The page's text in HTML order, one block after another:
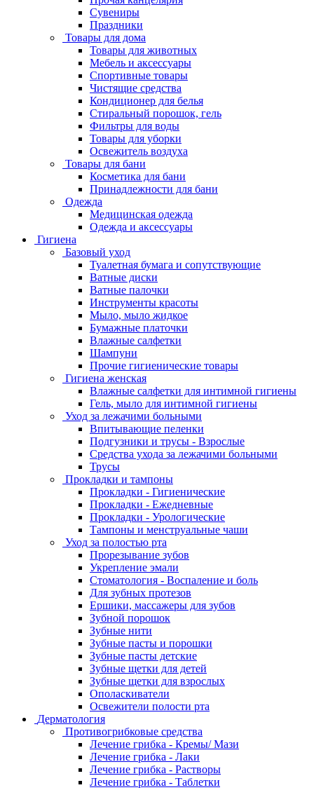
Сувениры
Праздники
Товары для дома
Товары для животных
Мебель и аксессуары
Спортивные товары
Чистящие средства
Кондиционер для белья
Стиральный порошок, гель
Фильтры для воды
Товары для уборки
Освежитель воздуха
Товары для бани
Косметика для бани
Принадлежности для бани
Одежда
Медицинская одежда
Одежда и аксессуары
Гигиена
Базовый уход
Туалетная бумага и сопутствующие
Ватные диски
Ватные палочки
Инструменты красоты
Мыло, мыло жидкое
Бумажные платочки
Влажные салфетки
Шампуни
Прочие гигиенические товары
Гигиена женская
Влажные салфетки для интимной гигиены
Гель, мыло для интимной гигиены
Уход за лежачими больными
Впитывающие пеленки
Подгузники и трусы - Взрослые
Средства ухода за лежачими больными
Трусы
Прокладки и тампоны
Прокладки - Гигиенические
Прокладки - Ежедневные
Прокладки - Урологические
Тампоны и менструальные чаши
Уход за полостью рта
Прорезывание зубов
Укрепление эмали
Стоматология - Воспаление и боль
Для зубных протезов
Ершики, массажеры для зубов
Зубной порошок
Зубные нити
Зубные пасты и порошки
Зубные пасты детские
Зубные щетки для детей
Зубные щетки для взрослых
Ополаскиватели
Освежители полости рта
Дерматология
Противогрибковые средства
Лечение грибка - Кремы/ Мази
Лечение грибка - Лаки
Лечение грибка - Растворы
Лечение грибка - Таблетки